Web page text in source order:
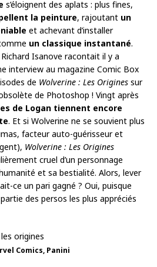
s’éloignent des aplats : plus fines,
la peinture, rajoutant un
et achevant d’installer
un classique instantané.
Isanove racontait il y a
interview au magazine Comic Box
de Wolverine : Les Origines sur
de Photoshop ! Vingt après
de Logan tiennent encore
. Et si Wolverine ne se souvient plus
facteur auto-guérisseur et
Wolverine : Les Origines
cruel d’un personnage
et sa bestialité. Alors, lever
ce un pari gagné ? Oui, puisque
des persos les plus appréciés
Comics, Panini